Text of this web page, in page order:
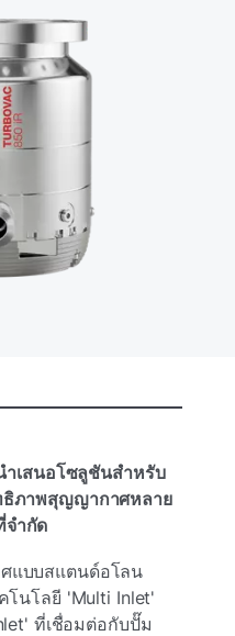
าเสนอโซลูชันสําหรับ
ธิภาพสุญญากาศหลาย
ากัด
แบบสแตนด์อโลน
โนโลยี 'Multi Inlet'
ที่เชื่อมต่อกับปั๊ม